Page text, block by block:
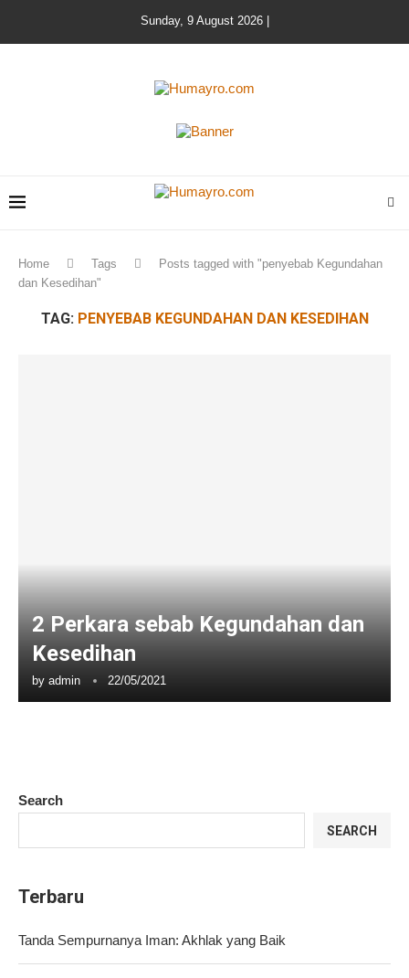
Sunday, 9 August 2026 |
Home Tags
Posts tagged with "penyebab Kegundahan
dan Kesedihan"
TAG: PENYEBAB KEGUNDAHAN DAN KESEDIHAN
2 Perkara sebab Kegundahan dan
Kesedihan
by admin 22/05/2021
Search
SEARCH
Terbaru
Tanda Sempurnanya Iman: Akhlak yang Baik